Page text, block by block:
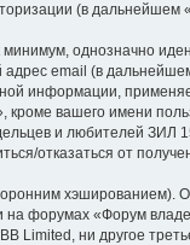
(в
минимум, однозначно
email (в
информации,
вашего имени
и любителей ЗИЛ
отказаться от
хэшированием).
на форумах «Форум
Limited, ни другое